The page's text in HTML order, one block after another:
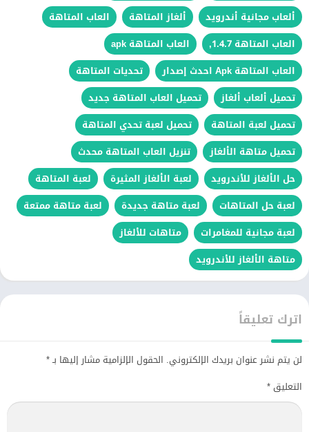
ألعاب مجانية أندرويد
ألغاز المتاهة
العاب المتاهة
العاب المتاهة 1.4.7,
العاب المتاهة apk
العاب المتاهة Apk احدث إصدار
تحديات المتاهة
تحميل ألعاب ألغاز
تحميل العاب المتاهة جديد
تحميل لعبة المتاهة
تحميل لعبة تحدي المتاهة
تحميل متاهة الألغاز
تنزيل العاب المتاهة محدث
حل الألغاز للأندرويد
لعبة الألغاز المثيرة
لعبة المتاهة
لعبة حل المتاهات
لعبة متاهة جديدة
لعبة متاهة ممتعة
لعبة مجانية للمغامرات
متاهات للألغاز
متاهة الألغاز للأندرويد
اترك تعليقاً
لن يتم نشر عنوان بريدك الإلكتروني. الحقول الإلزامية مشار إليها بـ*
التعليق *